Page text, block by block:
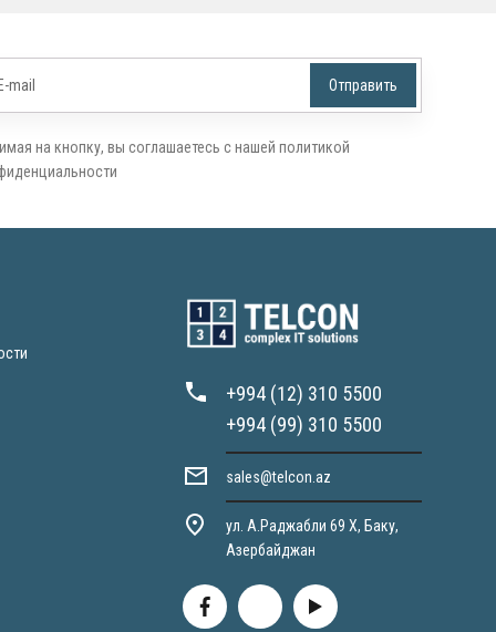
на кнопку, вы соглашаетесь с нашей политикой
+994 (12) 310 5500
+994 (99) 310 5500
sales@telcon.az
ул. А.Раджабли 69 X, Баку,
Азербайджан